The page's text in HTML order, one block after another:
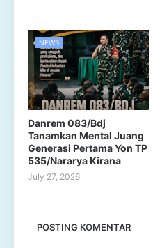
NEWS
Danrem 083/Bdj
Tanamkan Mental Juang
Generasi Pertama Yon TP
535/Nararya Kirana
July 27, 2026
POSTING KOMENTAR